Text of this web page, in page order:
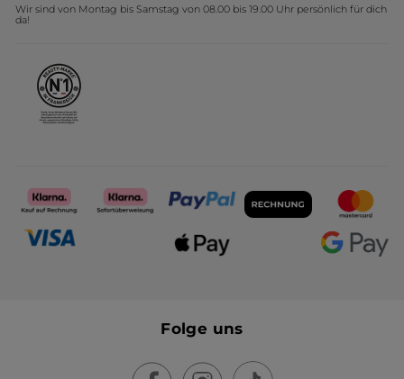
Kollektion Monoi Yves Rocher
Affiliate Programm
Wir sind von Montag bis Samstag von 08.00 bis 19.00 Uhr persönlich für dich
da!
Folge uns